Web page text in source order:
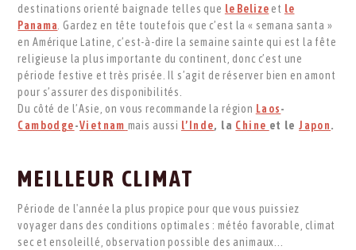
destinations orienté baignade telles que le Belize et le
Panama. Gardez en tête toutefois que c’est la « semana santa »
en Amérique Latine, c’est-à-dire la semaine sainte qui est la fête
religieuse la plus importante du continent, donc c’est une
période festive et très prisée. Il s’agit de réserver bien en amont
pour s’assurer des disponibilités.
Du côté de l’Asie, on vous recommande la région Laos-
Cambodge-Vietnam mais aussi l’Inde, la Chine et leJapon.
MEILLEUR CLIMAT
Période de l'année la plus propice pour que vous puissiez
voyager dans des conditions optimales : météo favorable, climat
sec et ensoleillé, observation possible des animaux...